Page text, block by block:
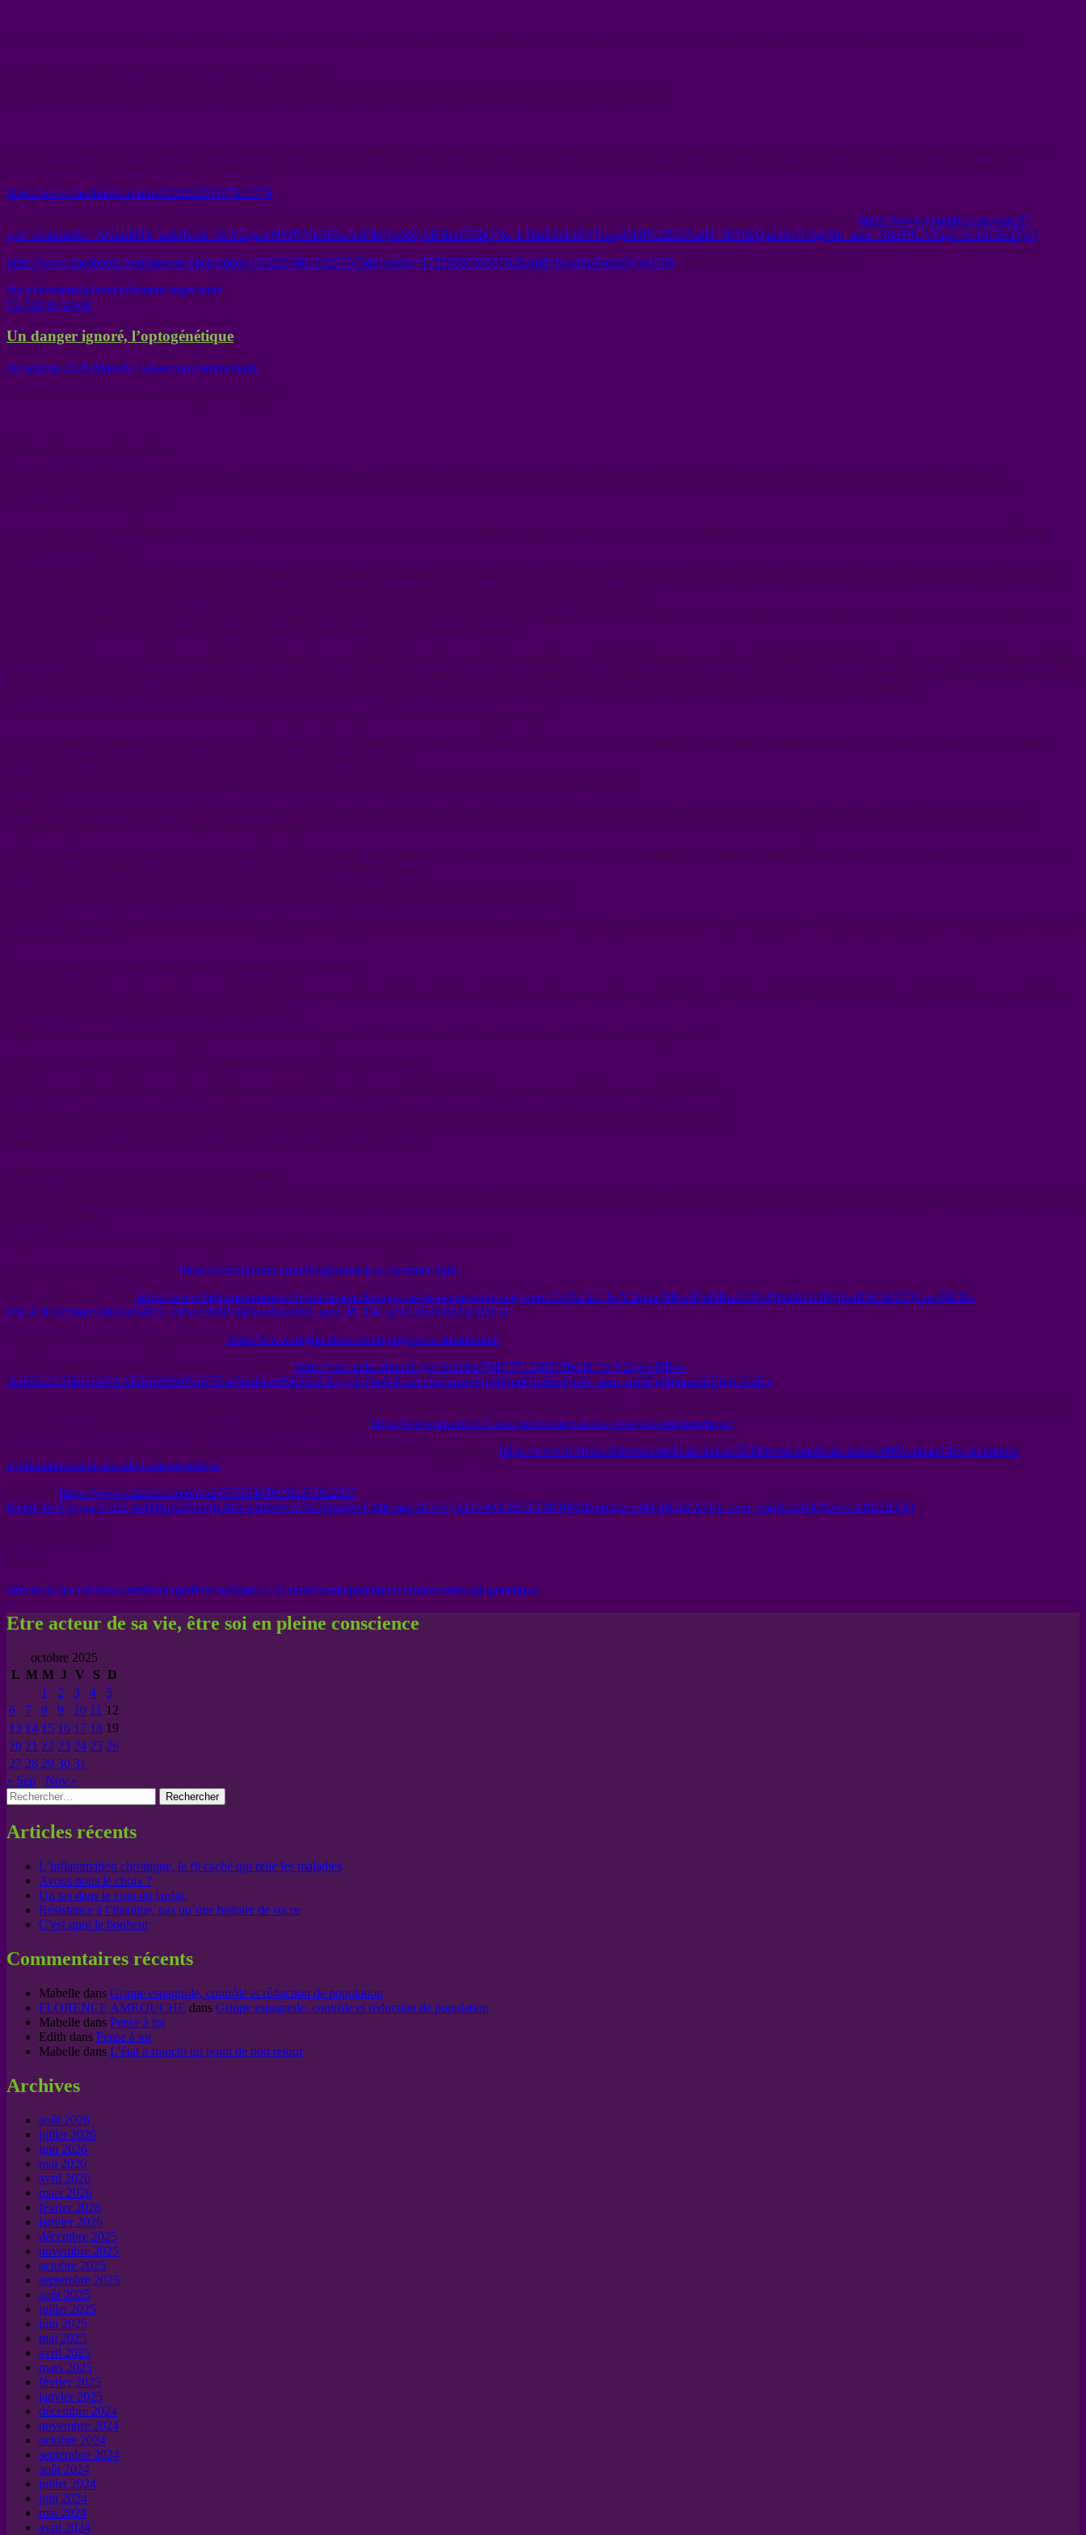
https://www.facebook.com/reel/2196224507519774
https://www.youtube.com/watch?
app=desktop&v=AGnnIdTk_cs&fbclid=IwY2xjawNWPlVleHRuA2FlbQIxMQABHo455IbQYu_L36nZdtiL6P4TlucgGHPG2E9JAodS_HIV6lQa2dfxUI4tgfHp_aem_N8oF9UVPipC4w16CSdtTyQ
https://www.facebook.com/sagesse.tibet/videos/1362206001932570/?idorvanity=172995800358592&rdid=KeuQpZoziaQvvxUS#
big pharmamalademaladiemensongessanté
Ca doit se savoir
Un danger ignoré, l’optogénétique
10 octobre 2025 Mabelle Laisser un commentaire
https://fr.infralumin.com/blogs/what-is-a-5g-street-light
https://www.lightzoomlumiere.fr/article/ia-eclairage-cas-des-smart-cities-city-top-10/?fbclid=IwY2xjawNRwlFleHRuA2FlbQIxMAABHjAoB5C5M7QUowRKlX-
UiCA5Hoc69qFvAbN3rMPcf_ZPwv7M9S3Khwz6AxDR_aem_PC1W_qbEC0xdHHZrCti5EQ
https://www.mightexbio.com/optogenetic-stimulation/
https://pmc.ncbi.nlm.nih.gov/articles/PMC5712383/?fbclid=IwY2xjawNRw-
1leHRuA2FlbQIxMAABHp98W0VqF5PseNodAw8MOZsZXcyq1fPbeOXdo1vSsCmwvQqHQpdQldS6oQuW_aem_roJ0FgN6nondhVhpUI-kKg
https://www.inserm.fr/c-est-quoi/eclairez-moi-c-est-quoi-optogenetique/
https://www.revmed.ch/revue-medicale-suisse/2018/revue-medicale-suisse-608/a-quand-les-premieres-
applications-medicales-de-l-optogenetique
https://www.calameo.com/read/005154450c9fed529a232?
fbclid=IwY2xjawNRxLJleHRuA2FlbQIxMAABHit9vVEGfNgaWcLMKmuCRO7vyXUA44X1S5TTNQIM3I6ob3zwv3MpBGgZAyFk_aem_pogRn2i63QGkvbARkEd33Q
altération des cellulescontrôledangerfibre optiqueLEDLumièremanipulationneuronesondesoptogenetique
Etre acteur de sa vie, être soi en pleine conscience
octobre 2025
L M M J V S D
1
2 3 4
5
6
7 8 9 10 11 12
13 14 15 16 17 18 19
20 21 22 23 24 25 26
27 28 29 30 31
« Sep
Nov »
Rechercher :
Articles récents
L’inflammation chronique, le fil caché qui relie les maladies
Avons nous le choix ?
Un tas dans le coin du jardin,
Résistance à l’insuline, pas qu’une histoire de sucre
C’est quoi le bonheur
Commentaires récents
Mabelle dans Grippe espagnole, contrôle et réduction de population
FLORENCE AMROUCHE dans Grippe espagnole, contrôle et réduction de population
Mabelle dans Pense à toi
Edith dans Pense à toi
Mabelle dans L’état a franchi un point de non retour
Archives
août 2026
juillet 2026
juin 2026
mai 2026
avril 2026
mars 2026
février 2026
janvier 2026
décembre 2025
novembre 2025
octobre 2025
septembre 2025
août 2025
juillet 2025
juin 2025
mai 2025
avril 2025
mars 2025
février 2025
janvier 2025
décembre 2024
novembre 2024
octobre 2024
septembre 2024
août 2024
juillet 2024
juin 2024
mai 2024
avril 2024